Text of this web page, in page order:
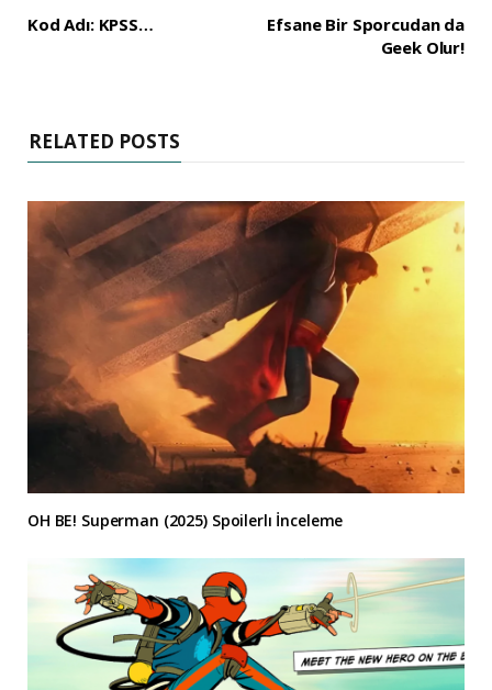
Kod Adı: KPSS…
Efsane Bir Sporcudan da
Geek Olur!
RELATED POSTS
OH BE! Superman (2025) Spoilerlı İnceleme